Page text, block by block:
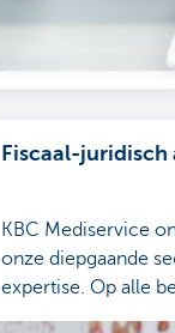
Fiscaal-juridisch
KBC Mediservice
onze diepgaande
expertise. Op alle
momenten in je